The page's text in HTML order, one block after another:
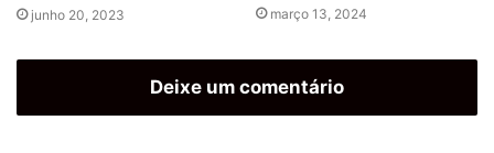
junho 20, 2023 março 13, 2024
Deixe um comentário